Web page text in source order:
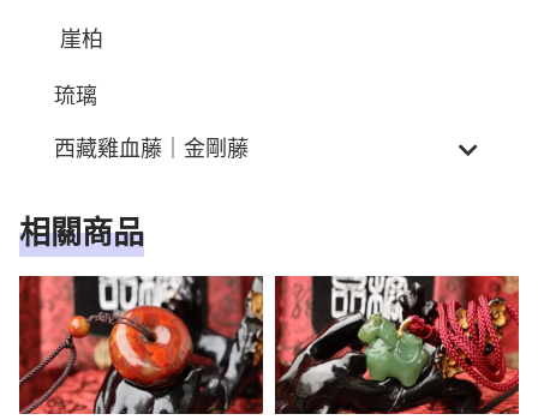
崖柏
琉璃
西藏雞血藤｜金剛藤
相關商品